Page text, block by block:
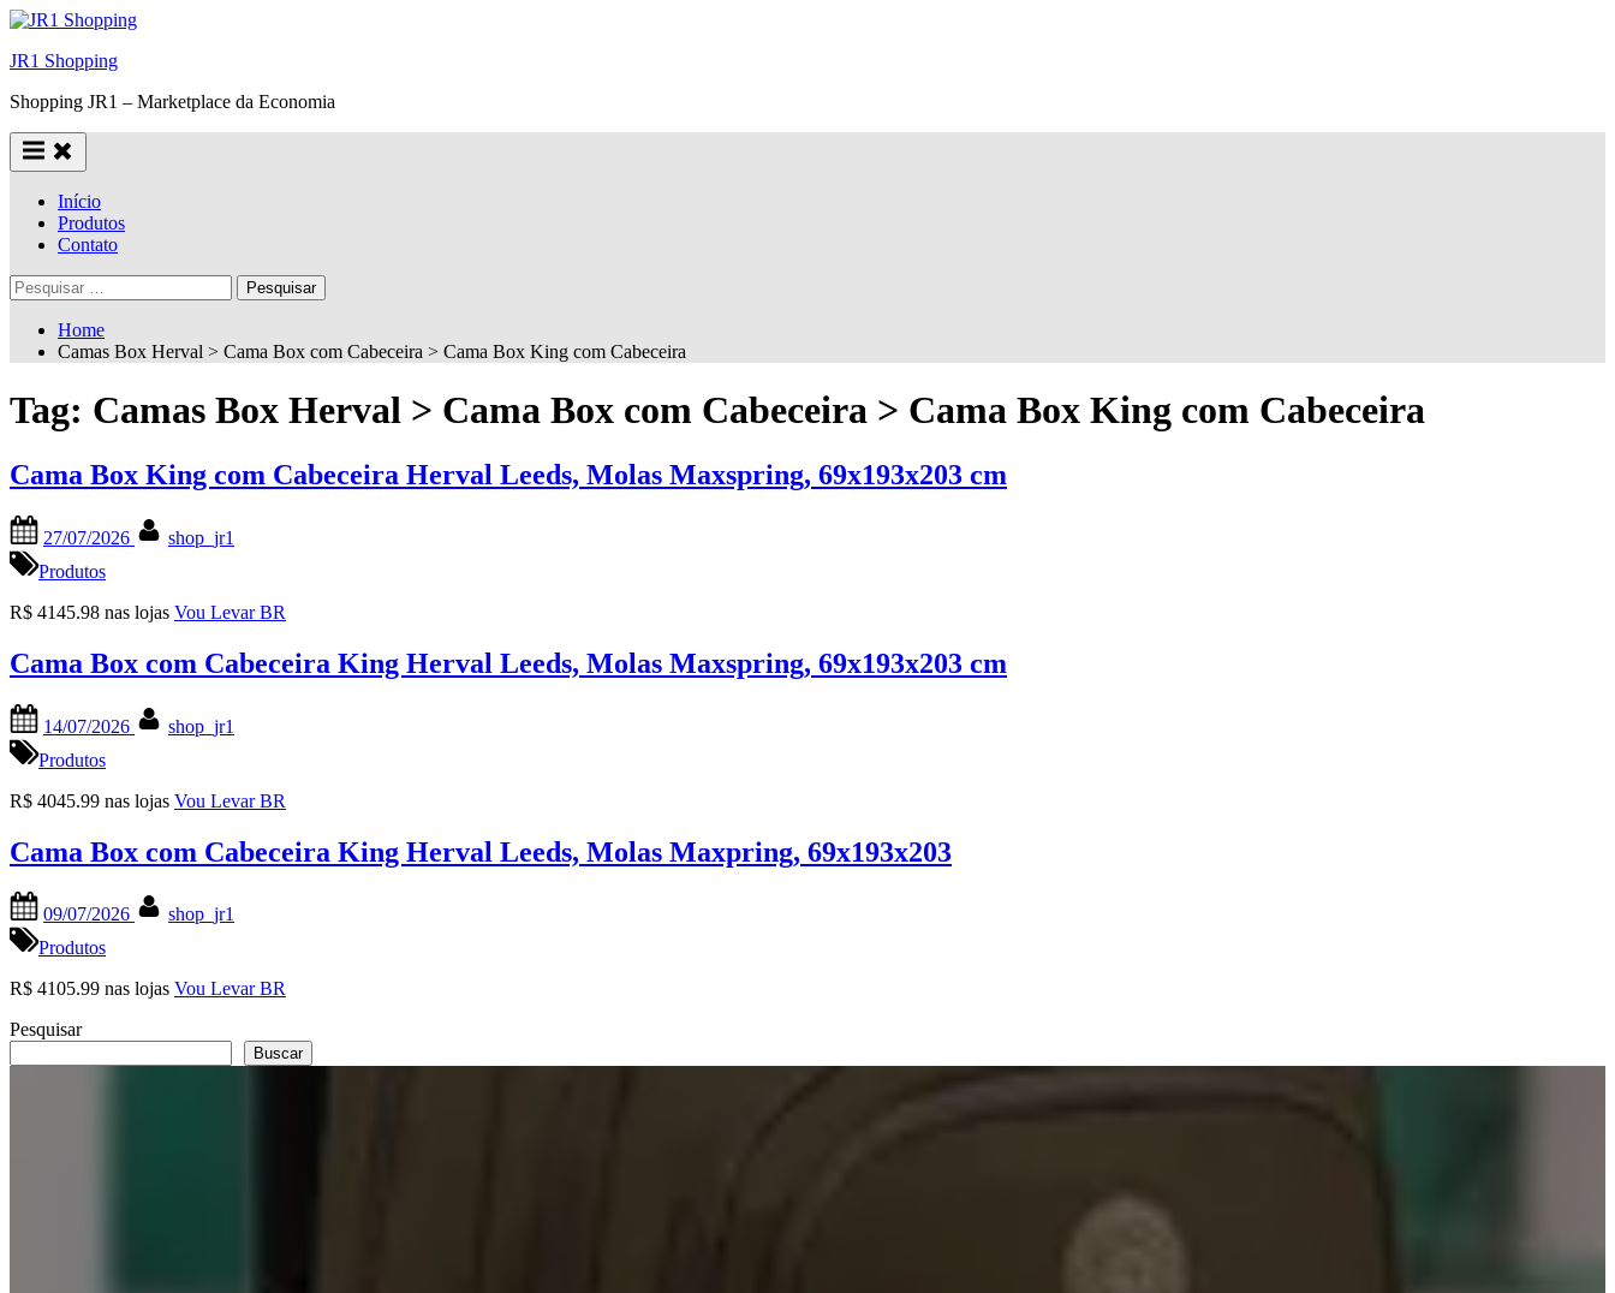
Skip
content
JR1 Shopping
Shopping JR1 – Marketplace da Economia
Início
Produtos
Contato
Pesquisar
por:
Home
Camas Box Herval > Cama Box com Cabeceira > Cama Box King com Cabeceira
Tag: Camas Box Herval > Cama Box com Cabeceira > Cama Box King com Cabeceira
Cama Box King com Cabeceira Herval Leeds, Molas Maxspring, 69x193x203 cm
on
27/07/2026
shop_jr1
Produtos
R$ 4145.98 nas lojas Vou Levar BR
Cama Box com Cabeceira King Herval Leeds, Molas Maxspring, 69x193x203 cm
on
14/07/2026
shop_jr1
Produtos
R$ 4045.99 nas lojas Vou Levar BR
Cama Box com Cabeceira King Herval Leeds, Molas Maxpring, 69x193x203
on
09/07/2026
shop_jr1
Produtos
R$ 4105.99 nas lojas Vou Levar BR
Pesquisar
Buscar